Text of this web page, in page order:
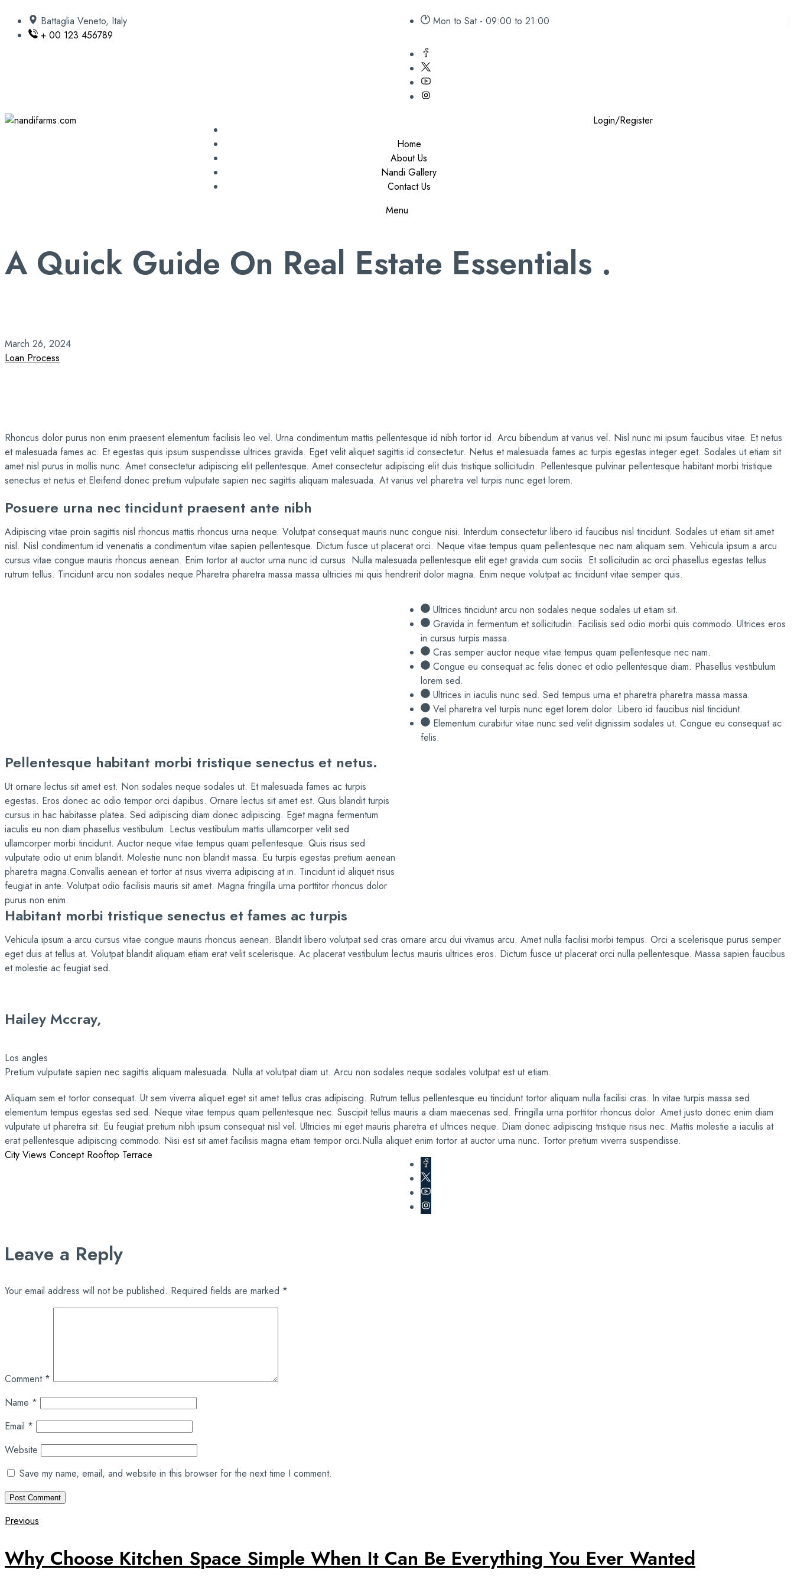
Battaglia Veneto, Italy
+ 00 123 456789
Mon to Sat - 09:00 to 21:00
Home
About Us
Nandi Gallery
Contact Us
Menu
Login/Register
A Quick Guide On Real Estate Essentials .
March 26, 2024
Loan Process
Rhoncus dolor purus non enim praesent elementum facilisis leo vel. Urna condimentum mattis pellentesque id nibh tortor id. Arcu bibendum at varius vel. Nisl nunc mi ipsum faucibus vitae. Et netus
et malesuada fames ac. Et egestas quis ipsum suspendisse ultrices gravida. Eget velit aliquet sagittis id consectetur. Netus et malesuada fames ac turpis egestas integer eget. Sodales ut etiam sit
amet nisl purus in mollis nunc. Amet consectetur adipiscing elit pellentesque. Amet consectetur adipiscing elit duis tristique sollicitudin. Pellentesque pulvinar pellentesque habitant morbi tristique
senectus et netus et.Eleifend donec pretium vulputate sapien nec sagittis aliquam malesuada. At varius vel pharetra vel turpis nunc eget lorem.
Posuere urna nec tincidunt praesent ante nibh
Adipiscing vitae proin sagittis nisl rhoncus mattis rhoncus urna neque. Volutpat consequat mauris nunc congue nisi. Interdum consectetur libero id faucibus nisl tincidunt. Sodales ut etiam sit amet
nisl. Nisl condimentum id venenatis a condimentum vitae sapien pellentesque. Dictum fusce ut placerat orci. Neque vitae tempus quam pellentesque nec nam aliquam sem. Vehicula ipsum a arcu
cursus vitae congue mauris rhoncus aenean. Enim tortor at auctor urna nunc id cursus. Nulla malesuada pellentesque elit eget gravida cum sociis. Et sollicitudin ac orci phasellus egestas tellus
rutrum tellus. Tincidunt arcu non sodales neque.Pharetra pharetra massa massa ultricies mi quis hendrerit dolor magna. Enim neque volutpat ac tincidunt vitae semper quis.
Ultrices tincidunt arcu non sodales neque sodales ut etiam sit.
Gravida in fermentum et sollicitudin. Facilisis sed odio morbi quis commodo. Ultrices eros
in cursus turpis massa.
Cras semper auctor neque vitae tempus quam pellentesque nec nam.
Congue eu consequat ac felis donec et odio pellentesque diam. Phasellus vestibulum
lorem sed.
Ultrices in iaculis nunc sed. Sed tempus urna et pharetra pharetra massa massa.
Vel pharetra vel turpis nunc eget lorem dolor. Libero id faucibus nisl tincidunt.
Elementum curabitur vitae nunc sed velit dignissim sodales ut. Congue eu consequat ac
felis.
Pellentesque habitant morbi tristique senectus et netus.
Ut ornare lectus sit amet est. Non sodales neque sodales ut. Et malesuada fames ac turpis
egestas. Eros donec ac odio tempor orci dapibus. Ornare lectus sit amet est. Quis blandit turpis
cursus in hac habitasse platea. Sed adipiscing diam donec adipiscing. Eget magna fermentum
iaculis eu non diam phasellus vestibulum. Lectus vestibulum mattis ullamcorper velit sed
ullamcorper morbi tincidunt. Auctor neque vitae tempus quam pellentesque. Quis risus sed
vulputate odio ut enim blandit. Molestie nunc non blandit massa. Eu turpis egestas pretium aenean
pharetra magna.Convallis aenean et tortor at risus viverra adipiscing at in. Tincidunt id aliquet risus
feugiat in ante. Volutpat odio facilisis mauris sit amet. Magna fringilla urna porttitor rhoncus dolor
purus non enim.
Habitant morbi tristique senectus et fames ac turpis
Vehicula ipsum a arcu cursus vitae congue mauris rhoncus aenean. Blandit libero volutpat sed cras ornare arcu dui vivamus arcu. Amet nulla facilisi morbi tempus. Orci a scelerisque purus semper
eget duis at tellus at. Volutpat blandit aliquam etiam erat velit scelerisque. Ac placerat vestibulum lectus mauris ultrices eros. Dictum fusce ut placerat orci nulla pellentesque. Massa sapien faucibus
et molestie ac feugiat sed.
Hailey Mccray,
Los angles
Pretium vulputate sapien nec sagittis aliquam malesuada. Nulla at volutpat diam ut. Arcu non sodales neque sodales volutpat est ut etiam.
Aliquam sem et tortor consequat. Ut sem viverra aliquet eget sit amet tellus cras adipiscing. Rutrum tellus pellentesque eu tincidunt tortor aliquam nulla facilisi cras. In vitae turpis massa sed
elementum tempus egestas sed sed. Neque vitae tempus quam pellentesque nec. Suscipit tellus mauris a diam maecenas sed. Fringilla urna porttitor rhoncus dolor. Amet justo donec enim diam
vulputate ut pharetra sit. Eu feugiat pretium nibh ipsum consequat nisl vel. Ultricies mi eget mauris pharetra et ultrices neque. Diam donec adipiscing tristique risus nec. Mattis molestie a iaculis at
erat pellentesque adipiscing commodo. Nisi est sit amet facilisis magna etiam tempor orci.Nulla aliquet enim tortor at auctor urna nunc. Tortor pretium viverra suspendisse.
City Views Concept Rooftop Terrace
Leave a Reply
Your email address will not be published. Required fields are marked *
Comment *
Name *
Email *
Website
Save my name, email, and website in this browser for the next time I comment.
Previous
Why Choose Kitchen Space Simple When It Can Be Everything You Ever Wanted